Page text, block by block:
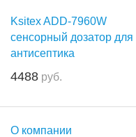
Ksitex ADD-7960W
сенсорный дозатор для
антисептика
4488 руб.
О компании